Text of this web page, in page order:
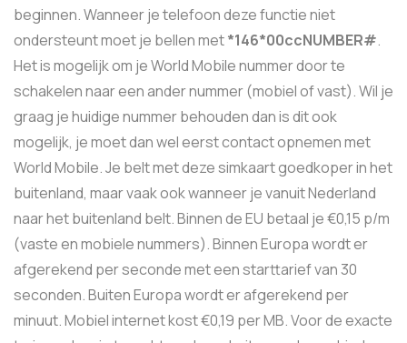
beginnen. Wanneer je telefoon deze functie niet
ondersteunt moet je bellen met*146*00ccNUMBER#.
Het is mogelijk om je World Mobile nummer door te
schakelen naar een ander nummer (mobiel of vast). Wil je
graag je huidige nummer behouden dan is dit ook
mogelijk, je moet dan wel eerst contact opnemen met
World Mobile. Je belt met deze simkaart goedkoper in het
buitenland, maar vaak ook wanneer je vanuit Nederland
naar het buitenland belt. Binnen de EU betaal je €0,15 p/m
(vaste en mobiele nummers). Binnen Europa wordt er
afgerekend per seconde met een starttarief van 30
seconden. Buiten Europa wordt er afgerekend per
minuut. Mobiel internet kost €0,19 per MB. Voor de exacte